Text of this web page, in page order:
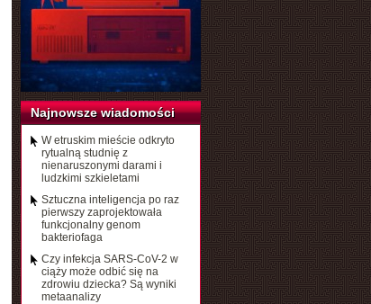
Najnowsze wiadomości
W etruskim mieście odkryto
rytualną studnię z
nienaruszonymi darami i
ludzkimi szkieletami
Sztuczna inteligencja po raz
pierwszy zaprojektowała
funkcjonalny genom
bakteriofaga
Czy infekcja SARS-CoV-2 w
ciąży może odbić się na
zdrowiu dziecka? Są wyniki
metaanalizy